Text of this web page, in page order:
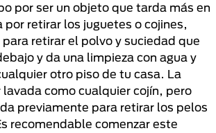
por ser un objeto que tarda más en
por retirar los juguetes o cojines,
retirar el polvo y suciedad que
y da una limpieza con agua y
otro piso de tu casa. La
como cualquier cojín, pero
previamente para retirar los pelos
recomendable comenzar este